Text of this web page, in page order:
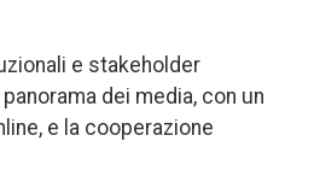
e stakeholder
dei media, con un
e la cooperazione